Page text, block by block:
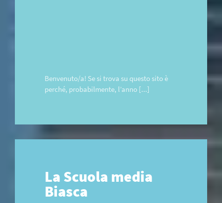
Benvenuto/a! Se si trova su questo sito è
perché, probabilmente, l’anno [...]
La Scuola media
Biasca